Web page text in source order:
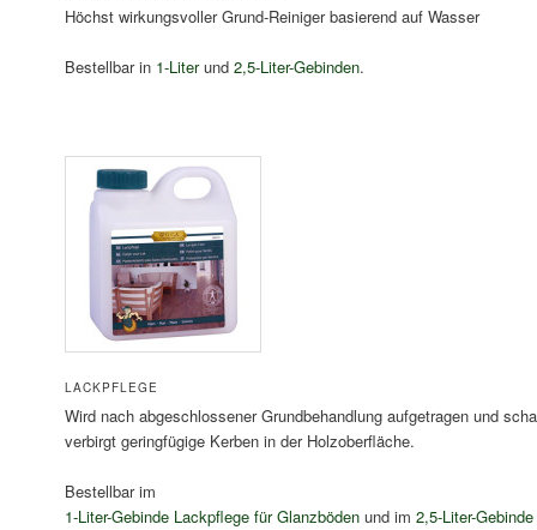
Höchst wirkungsvoller Grund-Reiniger basierend auf Wasser
Bestellbar in 1-Literund 2,5-Liter-Gebinden.
LACKPFLEGE
Wird nach abgeschlossener Grundbehandlung aufgetragen und
verbirgt geringfügige Kerben in der Holzoberfläche.
Bestellbar im
1-Liter-Gebinde Lackpflege für Glanzbödenund im 2,5-Liter-